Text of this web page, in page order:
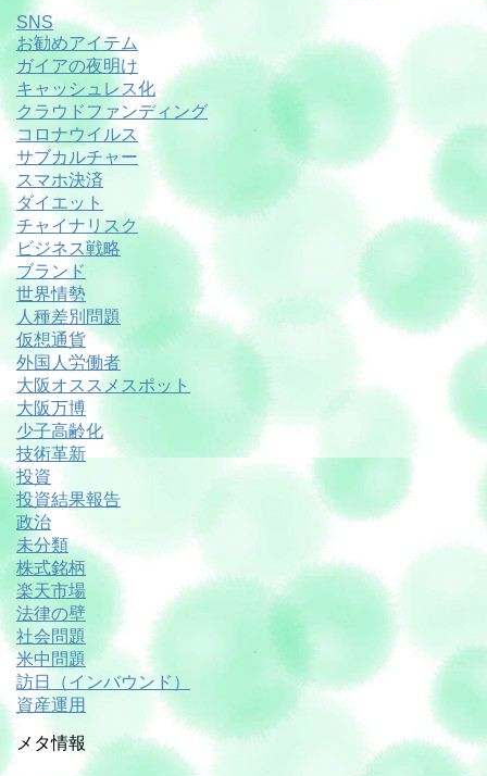
SNS
お勧めアイテム
ガイアの夜明け
キャッシュレス化
クラウドファンディング
コロナウイルス
サブカルチャー
スマホ決済
ダイエット
チャイナリスク
ビジネス戦略
ブランド
世界情勢
人種差別問題
仮想通貨
外国人労働者
大阪オススメスポット
大阪万博
少子高齢化
技術革新
投資
投資結果報告
政治
未分類
株式銘柄
楽天市場
法律の壁
社会問題
米中問題
訪日（インバウンド）
資産運用
メタ情報